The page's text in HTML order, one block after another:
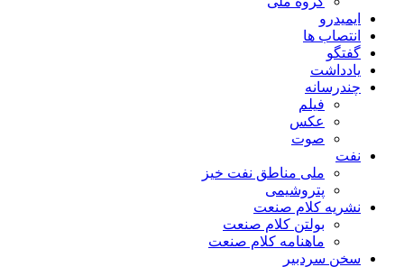
ایمیدرو
انتصاب ها
گفتگو
یادداشت
چندرسانه
فیلم
عکس
صوت
نفت
ملی مناطق نفت خیز
پتروشیمی
نشریه کلام صنعت
بولتن کلام صنعت
ماهنامه کلام صنعت
سخن سردبیر